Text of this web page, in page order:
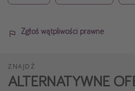
Zgłoś wątpliwości prawne
ZNAJDŹ
ALTERNATYWNE